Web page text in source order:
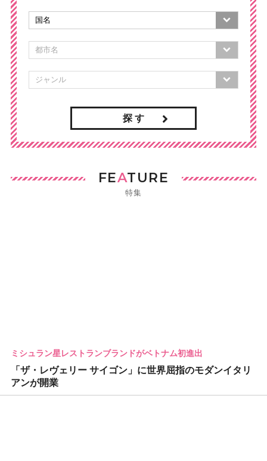
探 す
FEATURE
特集
ミシュラン星レストランブランドがベトナム初進出
「ザ・レヴェリー サイゴン」に世界屈指のモダンイタリ
アンが開業